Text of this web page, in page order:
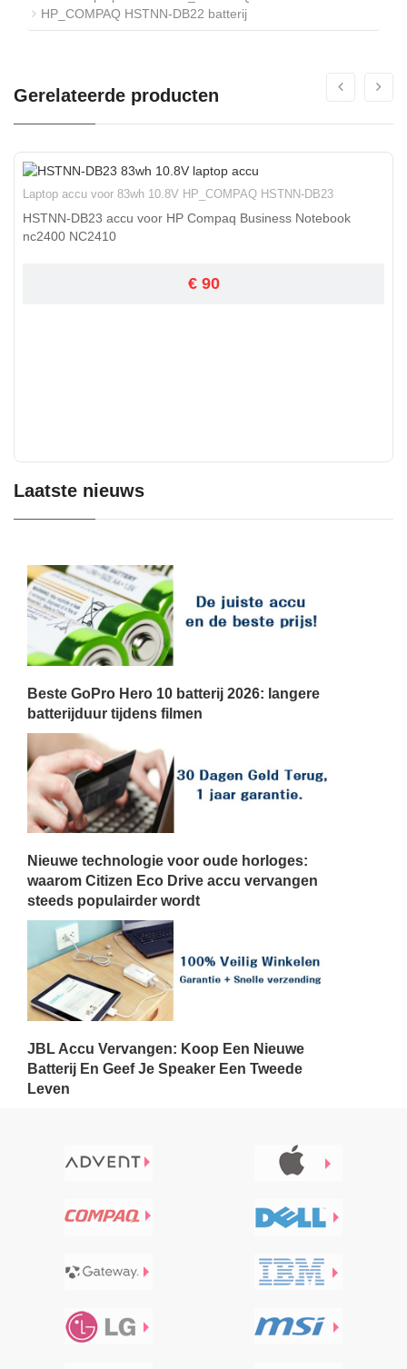
HP_COMPAQ HSTNN-DB22 batterij
Gerelateerde producten
Laptop accu voor 83wh 10.8V HP_COMPAQ HSTNN-DB23
HSTNN-DB23 accu voor HP Compaq Business Notebook
nc2400 NC2410
€ 90
Laatste nieuws
Beste GoPro Hero 10 batterij 2026: langere
batterijduur tijdens filmen
Nieuwe technologie voor oude horloges:
waarom Citizen Eco Drive accu vervangen
steeds populairder wordt
JBL Accu Vervangen: Koop Een Nieuwe
Batterij En Geef Je Speaker Een Tweede
Leven